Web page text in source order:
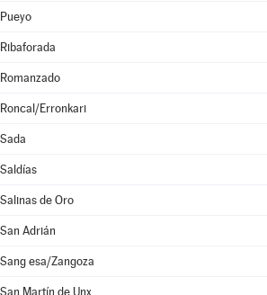
Pueyo
Ribaforada
Romanzado
Roncal/Erronkari
Sada
Saldías
Salinas de Oro
San Adrián
Sang esa/Zangoza
San Martín de Unx